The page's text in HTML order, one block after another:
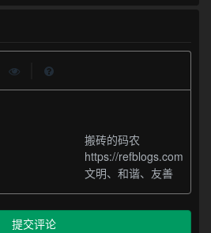
搬砖的码农
https://refblogs.com
文明、和谐、友善
提交评论